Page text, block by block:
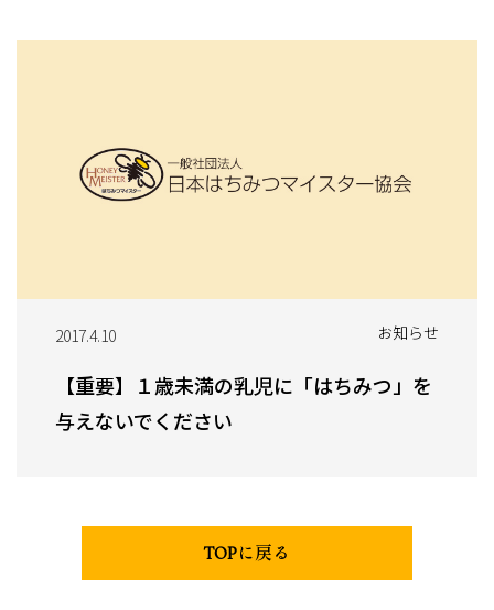
2017.4.10 お知らせ
【重要】１歳未満の乳児に「はちみつ」を
与えないでください
TOPに戻る